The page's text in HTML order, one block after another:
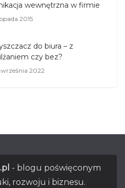
wewnętrzna w firmie
2015
do biura – z
czy bez?
2022
- blogu poświęconym
rozwoju i biznesu.